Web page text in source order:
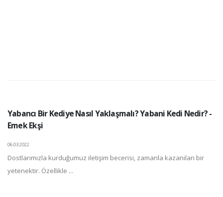
Yabancı Bir Kediye Nasıl Yaklaşmalı? Yabani Kedi Nedir? -
Emek Ekşi
06.03.2022
Dostlarımızla kurduğumuz iletişim becerisi, zamanla kazanılan bir
yetenektir. Özellikle ...